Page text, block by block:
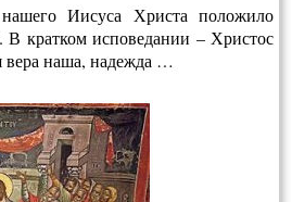
Иисуса Христа положило
кратком исповедании – Христос
вера наша, надежда …